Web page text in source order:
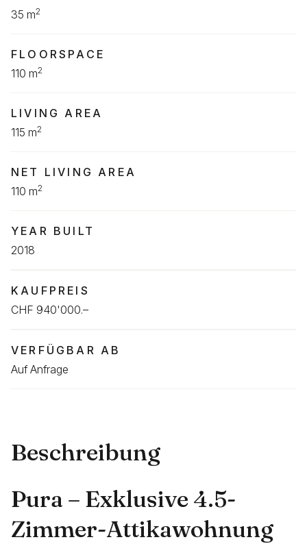
35 m2
FLOORSPACE
110 m2
LIVING AREA
115 m2
NET LIVING AREA
110 m2
YEAR BUILT
2018
KAUFPREIS
CHF 940'000.–
VERFÜGBAR AB
Auf Anfrage
Beschreibung
Pura – Exklusive 4.5-
Zimmer-Attikawohnung